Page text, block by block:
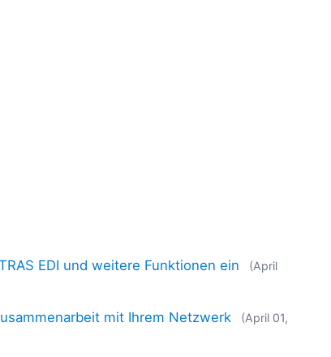
EDI und weitere Funktionen ein
(April
mit Ihrem Netzwerk
(April 01,